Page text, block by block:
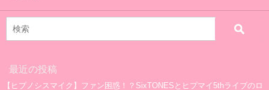
最近の投稿
【ヒプノシスマイク】ファン困惑！？SixTONESとヒプマイ5thライブのロ